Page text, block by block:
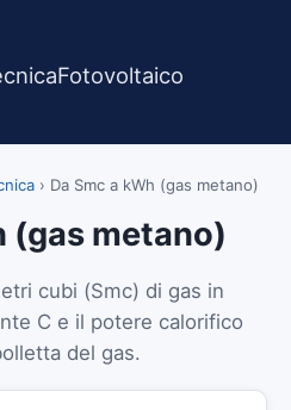
Fotovoltaico
› Da Smc a kWh (gas metano)
(gas metano)
cubi (Smc) di gas in
C e il potere calorifico
del gas.